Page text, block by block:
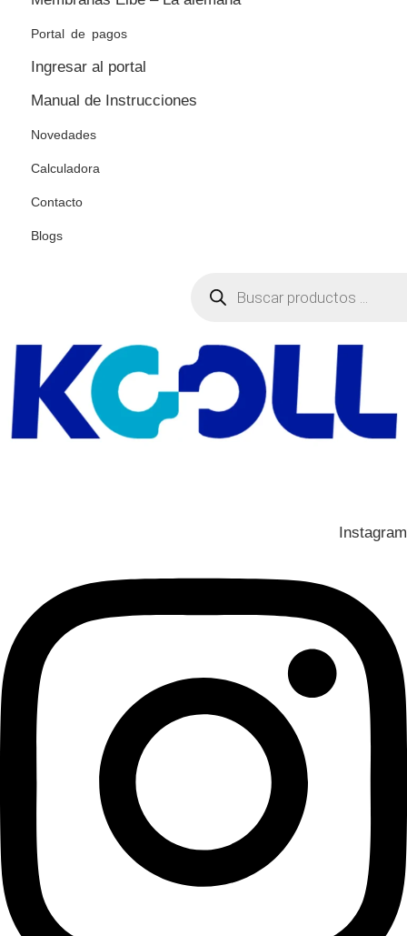
Portal de pagos
Ingresar al portal
Manual de Instrucciones
Novedades
Calculadora
Contacto
Blogs
productos
Instagram